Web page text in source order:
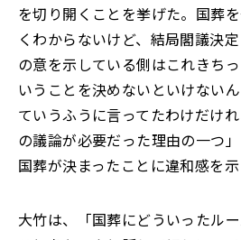
を切り開くことを挙げた。国葬
くわからないけど、結局閣議決
の意を示している側はこれきち
いうことを決めないといけない
ていうふうに言ってたわけだけ
の議論が必要だった理由の一つ
国葬が決まったことに違和感を示
大竹は、「国葬にどういったル